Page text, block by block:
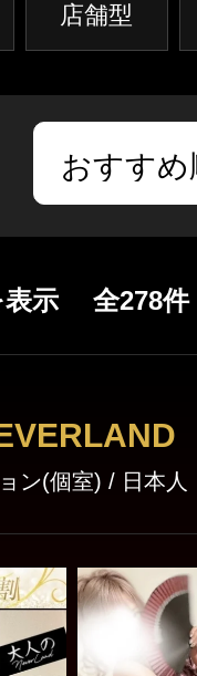
店舗型
表示 全278件
ン(個室) / 日本人